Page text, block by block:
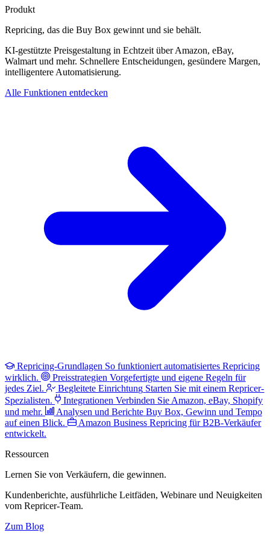
Produkt
Repricing, das die Buy Box gewinnt und sie behält.
KI-gestützte Preisgestaltung in Echtzeit über Amazon, eBay,
Walmart und mehr. Schnellere Entscheidungen, gesündere Margen,
intelligentere Automatisierung.
Alle Funktionen entdecken
Repricing-Grundlagen So funktioniert automatisiertes Repricing
wirklich.
Preisstrategien Vorgefertigte und eigene Regeln für
jedes Ziel.
Begleitete Einrichtung Starten Sie mit einem Repricer-
Spezialisten.
Integrationen Verbinden Sie Amazon, eBay, Shopify
und mehr.
Analysen und Berichte Buy Box, Gewinn und Tempo
auf einen Blick.
Amazon Business Repricing für B2B-Verkäufer
entwickelt.
Ressourcen
Lernen Sie von Verkäufern, die gewinnen.
Kundenberichte, ausführliche Leitfäden, Webinare und Neuigkeiten
vom Repricer-Team.
Zum Blog